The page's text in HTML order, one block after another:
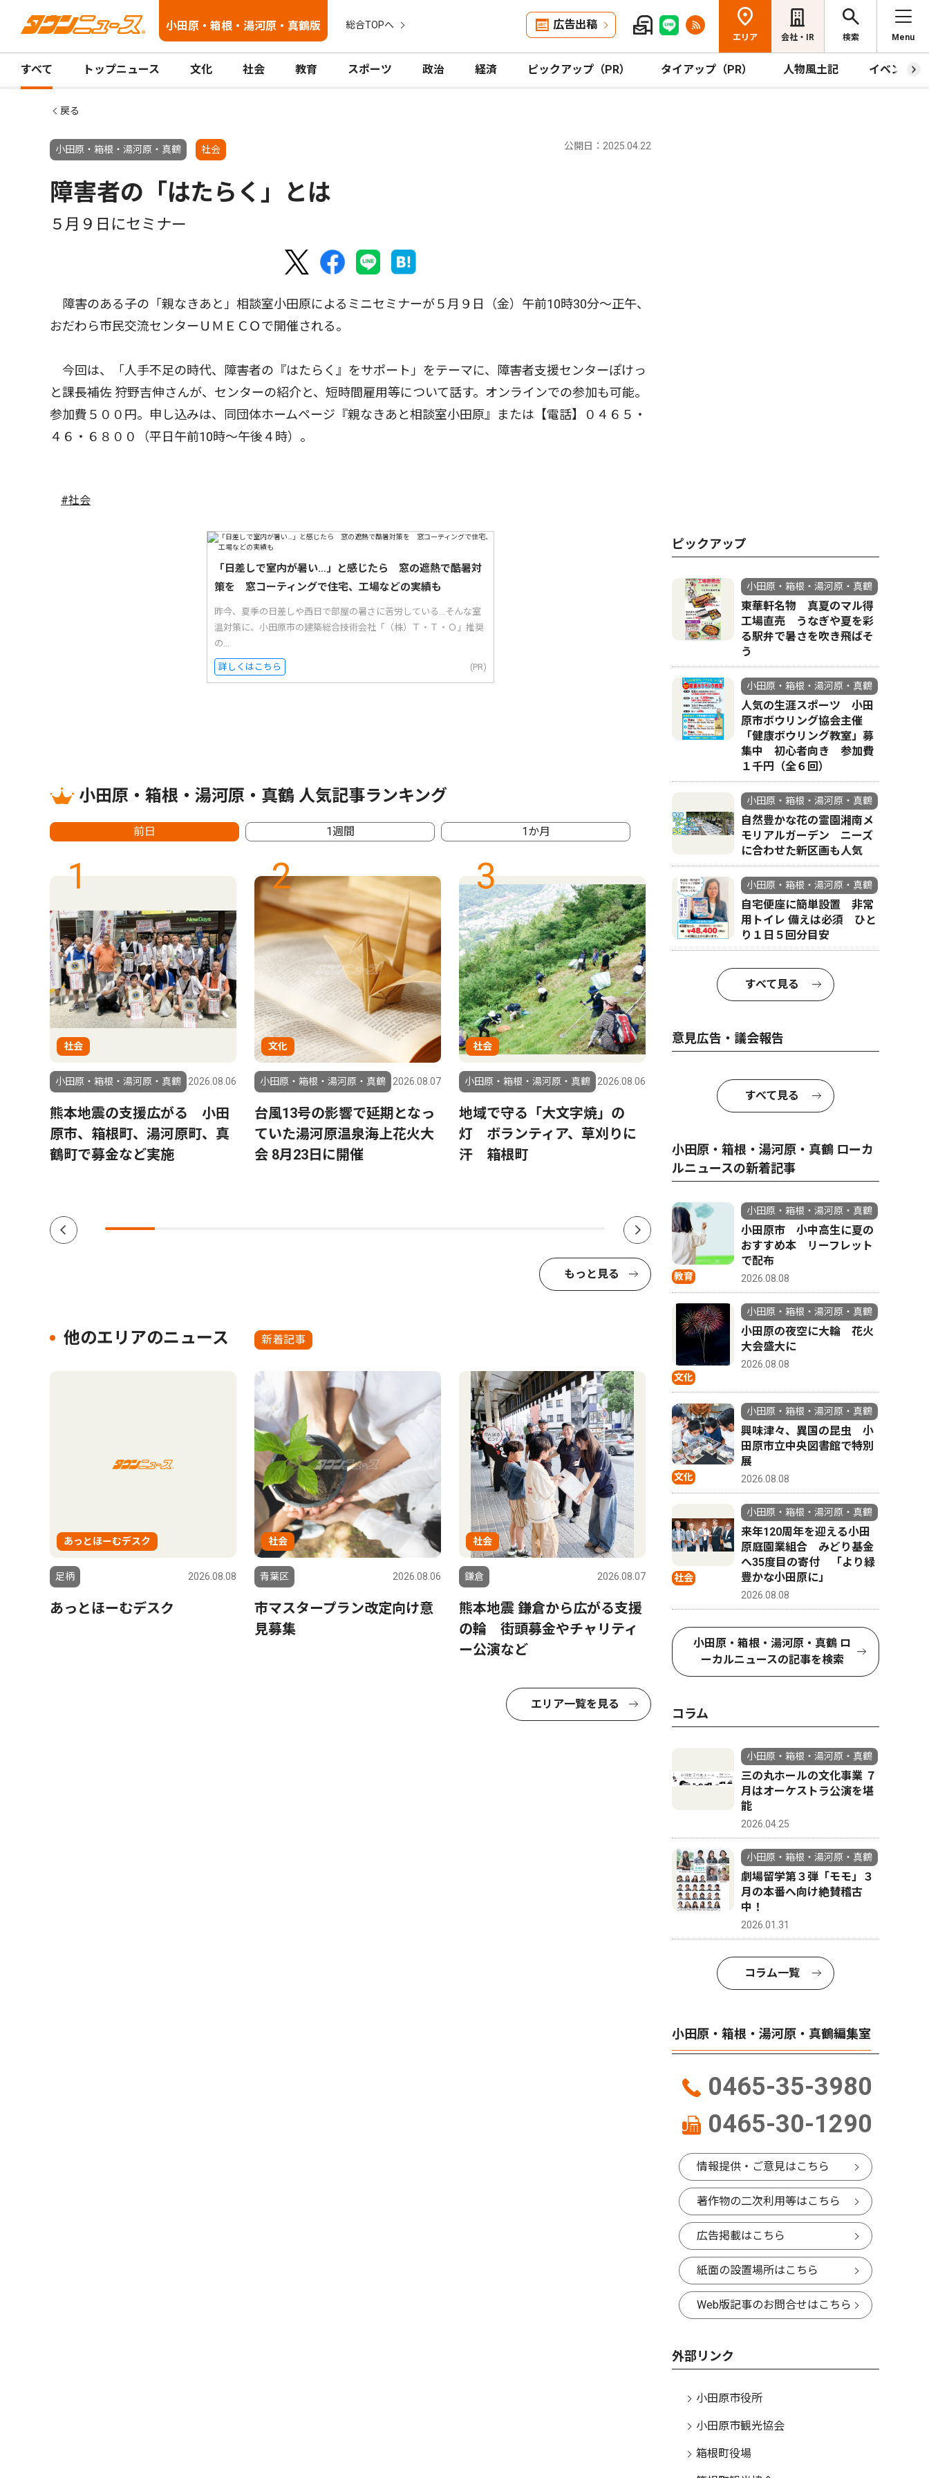
小田原・箱根・湯河原・真鶴版 総合TOPへ 広告出稿
エリア 会社・IR 検索 Menu
すべて トップニュース 文化 社会 教育 スポーツ 政治 経済 ピックアップ（PR） タイアップ（PR） 人物風土記 イベント
戻る
小田原・箱根・湯河原・真鶴 社会 公開日：2025.04.22
障害者の「はたらく」とは
５月９日にセミナー
障害のある子の「親なきあと」相談室小田原によるミニセミナーが５月９日（金）午前10時30分〜正午、
おだわら市民交流センターＵＭＥＣＯで開催される。
今回は、「人手不足の時代、障害者の『はたらく』をサポート」をテーマに、障害者支援センターぽけっ
と課長補佐 狩野吉伸さんが、センターの紹介と、短時間雇用等について話す。オンラインでの参加も可能。
参加費５００円。申し込みは、同団体ホームページ『親なきあと相談室小田原』または【電話】０４６５・
４６・６８００（平日午前10時〜午後４時）。
#社会
「日差しで室内が暑い…」と感じたら 窓の遮熱で酷暑対
策を 窓コーティングで住宅、工場などの実績も
昨今、夏季の日差しや西日で部屋の暑さに苦労している...そんな室
温対策に、小田原市の建築総合技術会社「（株）Ｔ・Ｔ・Ｏ」推奨
の...
詳しくはこちら (PR)
小田原・箱根・湯河原・真鶴 人気記事ランキング
前日 1週間 1か月
1
社会
小田原・箱根・湯河原・真鶴 2026.08.06
熊本地震の支援広がる 小田
原市、箱根町、湯河原町、真
鶴町で募金など実施
2
文化
小田原・箱根・湯河原・真鶴 2026.08.07
台風13号の影響で延期となっ
ていた湯河原温泉海上花火大
会 8月23日に開催
3
社会
小田原・箱根・湯河原・真鶴 2026.08.06
地域で守る「大文字焼」の
灯 ボランティア、草刈りに
汗 箱根町
4
トップニュース 教育
小田原・箱根・湯河原・真鶴 2026.06.13
小田原市 全小中学校を一貫
日５回分
もっと見る
他のエリアのニュース 新着記事
あっとほーむデスク
足柄 2026.08.08
あっとほーむデスク
社会
青葉区 2026.08.06
市マスタープラン改定向け意
見募集
社会
鎌倉 2026.08.07
熊本地震 鎌倉から広がる支援
の輪 街頭募金やチャリティ
ー公演など
エリア一覧を見る
ピックアップ
小田原・箱根・湯河原・真鶴
東華軒名物 真夏のマル得
工場直売 うなぎや夏を彩
る駅弁で暑さを吹き飛ばそ
う
小田原・箱根・湯河原・真鶴
人気の生涯スポーツ 小田
原市ボウリング協会主催
「健康ボウリング教室」募
集中 初心者向き 参加費
１千円（全６回）
小田原・箱根・湯河原・真鶴
自然豊かな花の霊園湘南メ
モリアルガーデン ニーズ
に合わせた新区画も人気
小田原・箱根・湯河原・真鶴
自宅便座に簡単設置 非常
用トイレ 備えは必須 ひと
り１日５回分目安
すべて見る
意見広告・議会報告
すべて見る
小田原・箱根・湯河原・真鶴 ローカ
ルニュースの新着記事
教育
小田原・箱根・湯河原・真鶴
小田原市 小中高生に夏の
おすすめ本 リーフレット
で配布
2026.08.08
文化
小田原・箱根・湯河原・真鶴
小田原の夜空に大輪 花火
大会盛大に
2026.08.08
文化
小田原・箱根・湯河原・真鶴
興味津々、異国の昆虫 小
田原市立中央図書館で特別
展
2026.08.08
社会
小田原・箱根・湯河原・真鶴
来年120周年を迎える小田
原庭園業組合 みどり基金
へ35度目の寄付 「より緑
豊かな小田原に」
2026.08.08
小田原・箱根・湯河原・真鶴 ロ
ーカルニュースの記事を検索
コラム
小田原・箱根・湯河原・真鶴
三の丸ホールの文化事業 ７
月はオーケストラ公演を堪
能
2026.04.25
小田原・箱根・湯河原・真鶴
劇場留学第３弾「モモ」３
月の本番へ向け絶賛稽古
中！
2026.01.31
コラム一覧
小田原・箱根・湯河原・真鶴編集室
0465-35-3980
0465-30-1290
情報提供・ご意見はこちら
著作物の二次利用等はこちら
広告掲載はこちら
紙面の設置場所はこちら
Web版記事のお問合せはこちら
外部リンク
小田原市役所
小田原市観光協会
箱根町役場